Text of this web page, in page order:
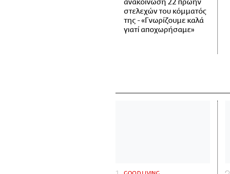
ανακοίνωση 22 πρώην
στελεχών του κόμματός
της - «Γνωρίζουμε καλά
γιατί αποχωρήσαμε»